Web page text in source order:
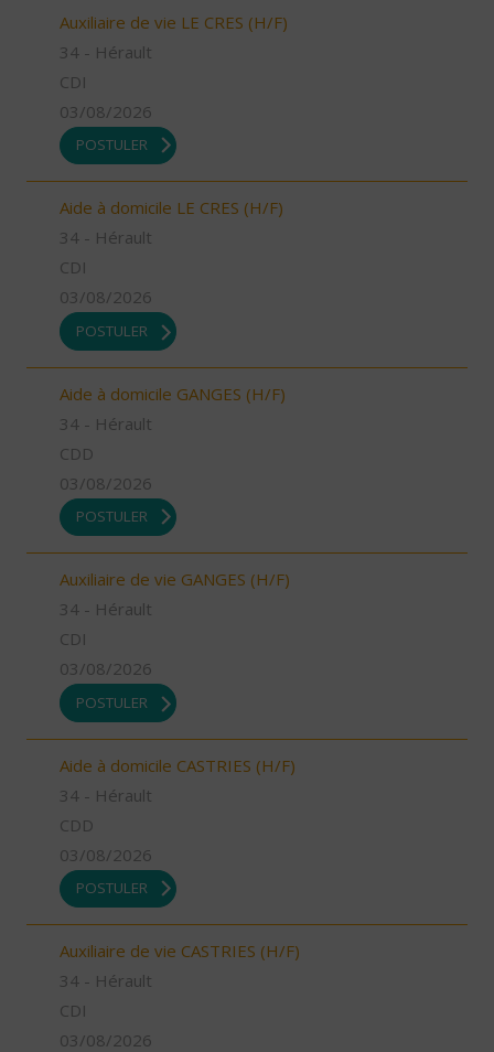
Auxiliaire de vie LE CRES (H/F)
34 - Hérault
CDI
03/08/2026
POSTULER
Aide à domicile LE CRES (H/F)
34 - Hérault
CDI
03/08/2026
POSTULER
Aide à domicile GANGES (H/F)
34 - Hérault
CDD
03/08/2026
POSTULER
Auxiliaire de vie GANGES (H/F)
34 - Hérault
CDI
03/08/2026
POSTULER
Aide à domicile CASTRIES (H/F)
34 - Hérault
CDD
03/08/2026
POSTULER
Auxiliaire de vie CASTRIES (H/F)
34 - Hérault
CDI
03/08/2026